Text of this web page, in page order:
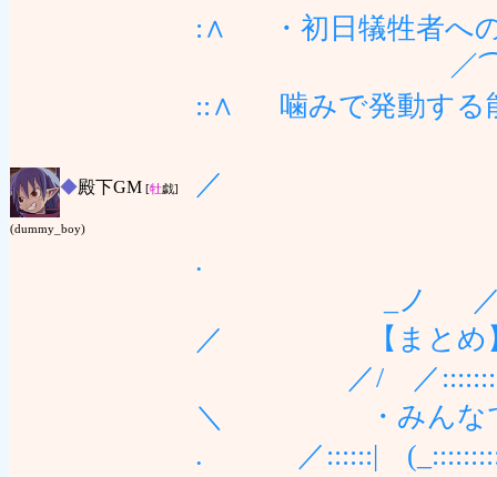
◆殿下GM [牡戯]
(dummy_boy)
:∧ ・初日犠牲者へ
／⌒7: /ｲ:/
::∧ 噛みで発動する
／
. __|_〈｀,
_ノ ／￣／＼､
／ 【まとめ
／/ ／::::::::::{ヽ::
＼ ・みんなで楽
. ／::::::| (_:::::::::::::::